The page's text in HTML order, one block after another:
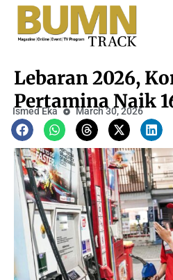
Lebaran 2026,
Pertamina Naik
Ismed Eka March 30, 2026